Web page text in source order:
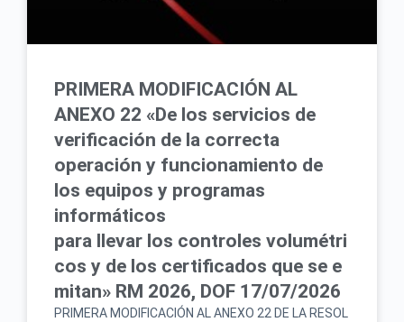
PRIMERA MODIFICACIÓN AL
ANEXO 22 «De los servicios de
verificación de la correcta
operación y funcionamiento de
los equipos y programas
informáticos
para llevar los controles volumétri
cos y de los certificados que se e
mitan» RM 2026, DOF 17/07/2026
PRIMERA MODIFICACIÓN AL ANEXO 22 DE LA RESOL